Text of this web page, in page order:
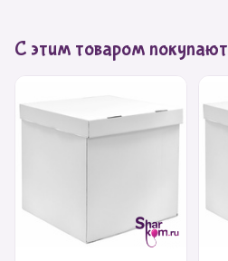
С этим товаром покупают